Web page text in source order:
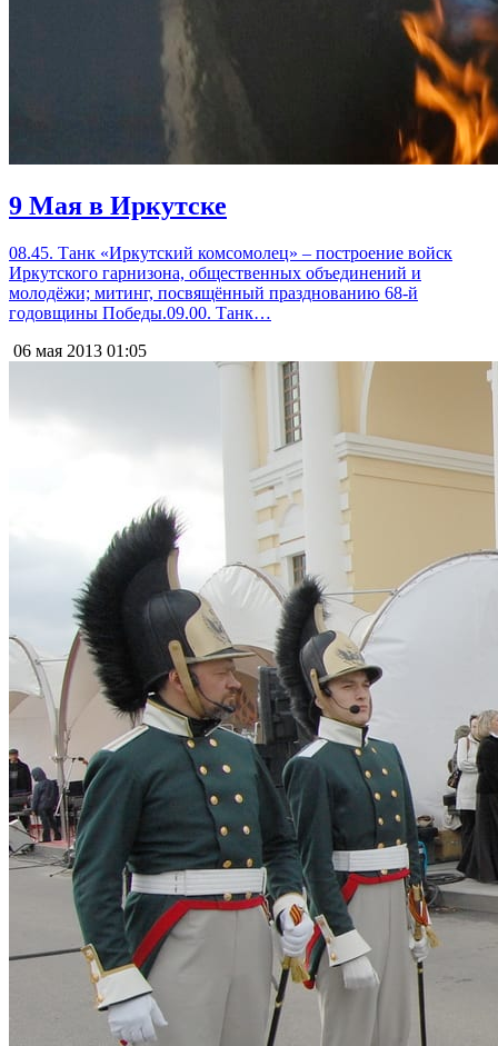
9 Мая в Иркутске
08.45. Танк «Иркутский комсомолец» – построение войск
Иркутского гарнизона, общественных объединений и
молодёжи; митинг, посвящённый празднованию 68-й
годовщины Победы.09.00. Танк…
06 мая 2013 01:05